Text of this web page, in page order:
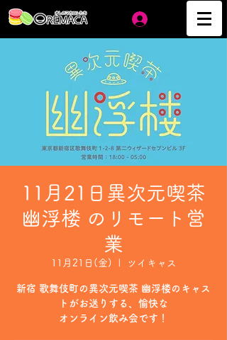
11月21日異次元喫茶
幽浮楼 のリモート営
業
11月21日(金) ツイキャス
新宿 歌舞伎町の異次元喫茶 幽浮楼のキャス
トがお送りする、愉快な